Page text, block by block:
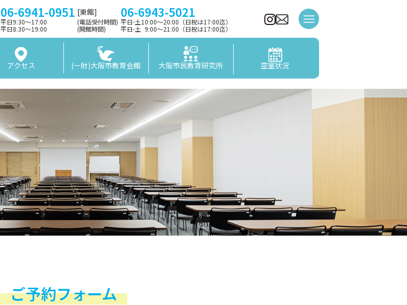
06-6941-0951
平日9:30〜17:00
平日8:30〜19:00
[東館] 06-6943-5021
(電話受付時間) 平日⋅土10:00～20:00（日祝は17:00迄）
(開館時間)
平日⋅土 9:00〜21:00（日祝は17:00迄）
アクセス (一財)大阪市教育会館 大阪市民教育研究所 空室状況
ご予約フォーム